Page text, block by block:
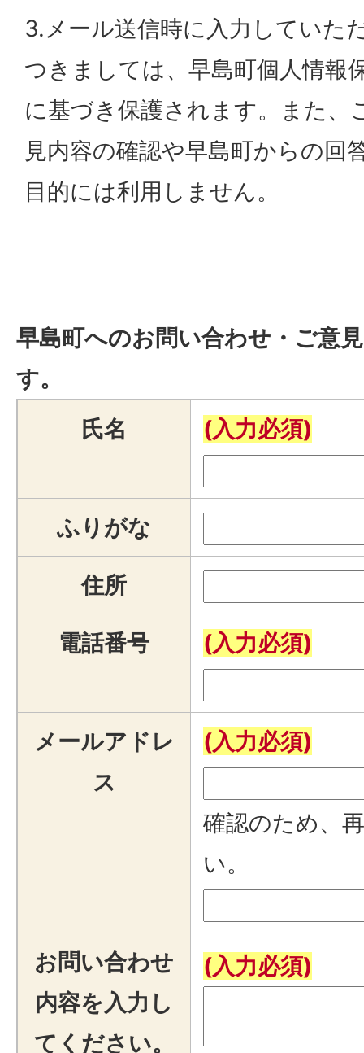
3.メール送信時に入力していた
つきましては、早島町個人情報
に基づき保護されます。また、
見内容の確認や早島町からの回
目的には利用しません。
早島町へのお問い合わせ・ご意
す。
氏名
(入力必須)
ふりがな
住所
電話番号 (入力必須)
メールアドレ
ス
(入力必須)
確認のため、
い。
お問い合わせ
内容を入力し
てください。
(入力必須)